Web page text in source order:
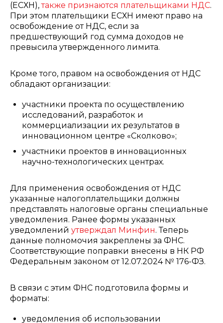
(ЕСХН),также признаются плательщиками НДС.
При этом плательщики ЕСХН имеют право на
освобождение от НДС, если за
предшествующий год сумма доходов не
превысила утвержденного лимита.
Кроме того, правом на освобождения от НДС
обладают организации:
участники проекта по осуществлению
исследований, разработок и
коммерциализации их результатов в
инновационном центре «Сколково»;
участники проектов в инновационных
научно-технологических центрах.
Для применения освобождения от НДС
указанные налогоплательщики должны
представлять налоговые органы специальные
уведомления. Ранее формы указанных
уведомлений утверждал Минфин. Теперь
данные полномочия закреплены за ФНС.
Соответствующие поправки внесены в НК РФ
Федеральным законом от 12.07.2024 № 176-ФЗ.
В связи с этим ФНС подготовила формы и
форматы:
уведомления об использовании